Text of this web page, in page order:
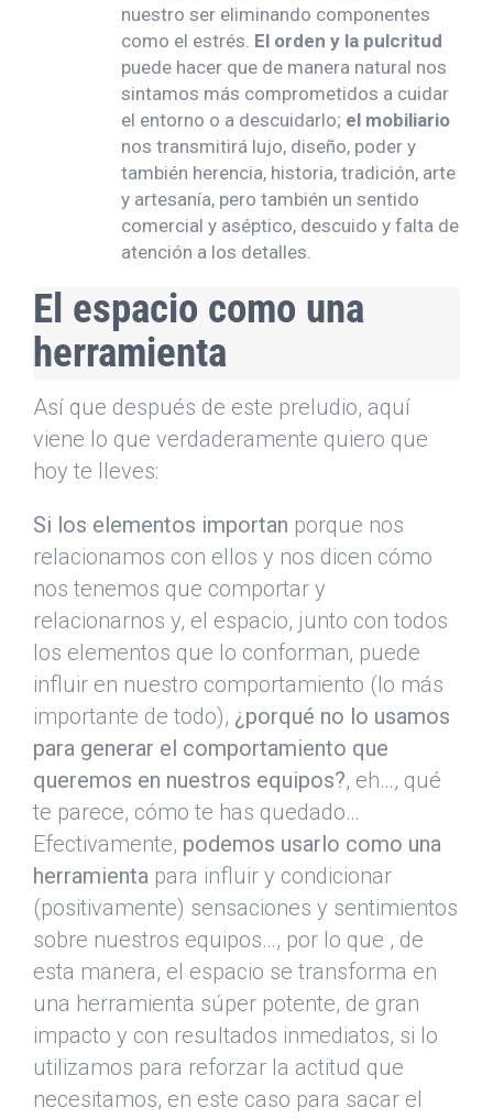
nuestro ser eliminando componentes
como el estrés. El orden y la pulcritud
puede hacer que de manera natural nos
sintamos más comprometidos a cuidar
el entorno o a descuidarlo; el mobiliario
nos transmitirá lujo, diseño, poder y
también herencia, historia, tradición, arte
y artesanía, pero también un sentido
comercial y aséptico, descuido y falta de
atención a los detalles.
El espacio como una
herramienta
Así que después de este preludio, aquí
viene lo que verdaderamente quiero que
hoy te lleves:
Si los elementos importan porque nos
relacionamos con ellos y nos dicen cómo
nos tenemos que comportar y
relacionarnos y, el espacio, junto con todos
los elementos que lo conforman, puede
influir en nuestro comportamiento (lo más
importante de todo), ¿porqué no lo usamos
para generar el comportamiento que
queremos en nuestros equipos?, eh…, qué
te parece, cómo te has quedado…
Efectivamente, podemos usarlo como una
herramienta para influir y condicionar
(positivamente) sensaciones y sentimientos
sobre nuestros equipos…, por lo que , de
esta manera, el espacio se transforma en
una herramienta súper potente, de gran
impacto y con resultados inmediatos, si lo
utilizamos para reforzar la actitud que
necesitamos, en este caso para sacar el